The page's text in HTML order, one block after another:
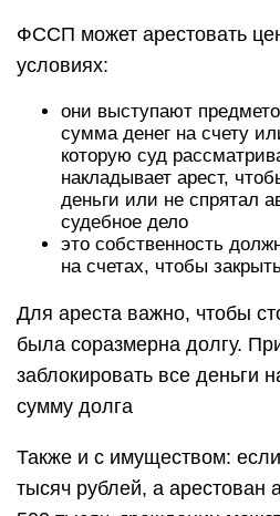
ФССП может арестовать
условиях:
они выступают
сумма денег на счету
которую суд
накладывает арест,
деньги или не спрятал
судебное дело
это собственность
на счетах, чтобы
Для ареста важно, чтобы
была соразмерна долгу.
заблокировать все деньги
сумму долга
Также и с имуществом:
тысяч рублей, а арестован